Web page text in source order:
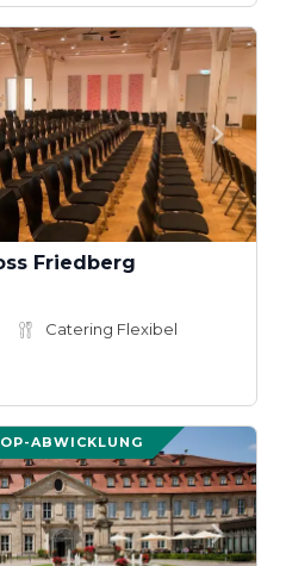
Friedberg
Catering Flexibel
ABWICKLUNG